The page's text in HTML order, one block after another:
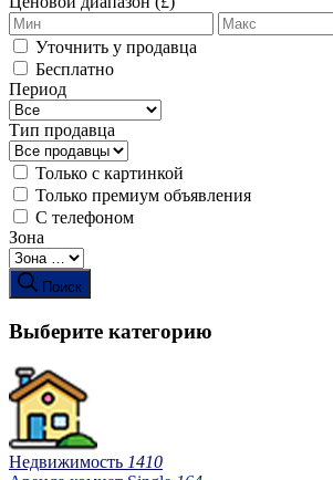
Уточнить у продавца
Бесплатно
Период
Тип продавца
Только с картинкой
Только премиум объявления
С телефоном
Зона
Поиск
Выберите категорию
Недвижимость 1410